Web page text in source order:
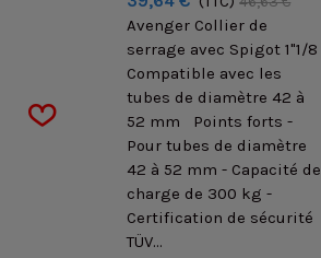
Avenger Collier de
serrage avec Spigot 1"1/8
Compatible avec les
tubes de diamètre 42 à
52 mm Points forts -
Pour tubes de diamètre
42 à 52 mm - Capacité de
charge de 300 kg -
Certification de sécurité
TÜV...